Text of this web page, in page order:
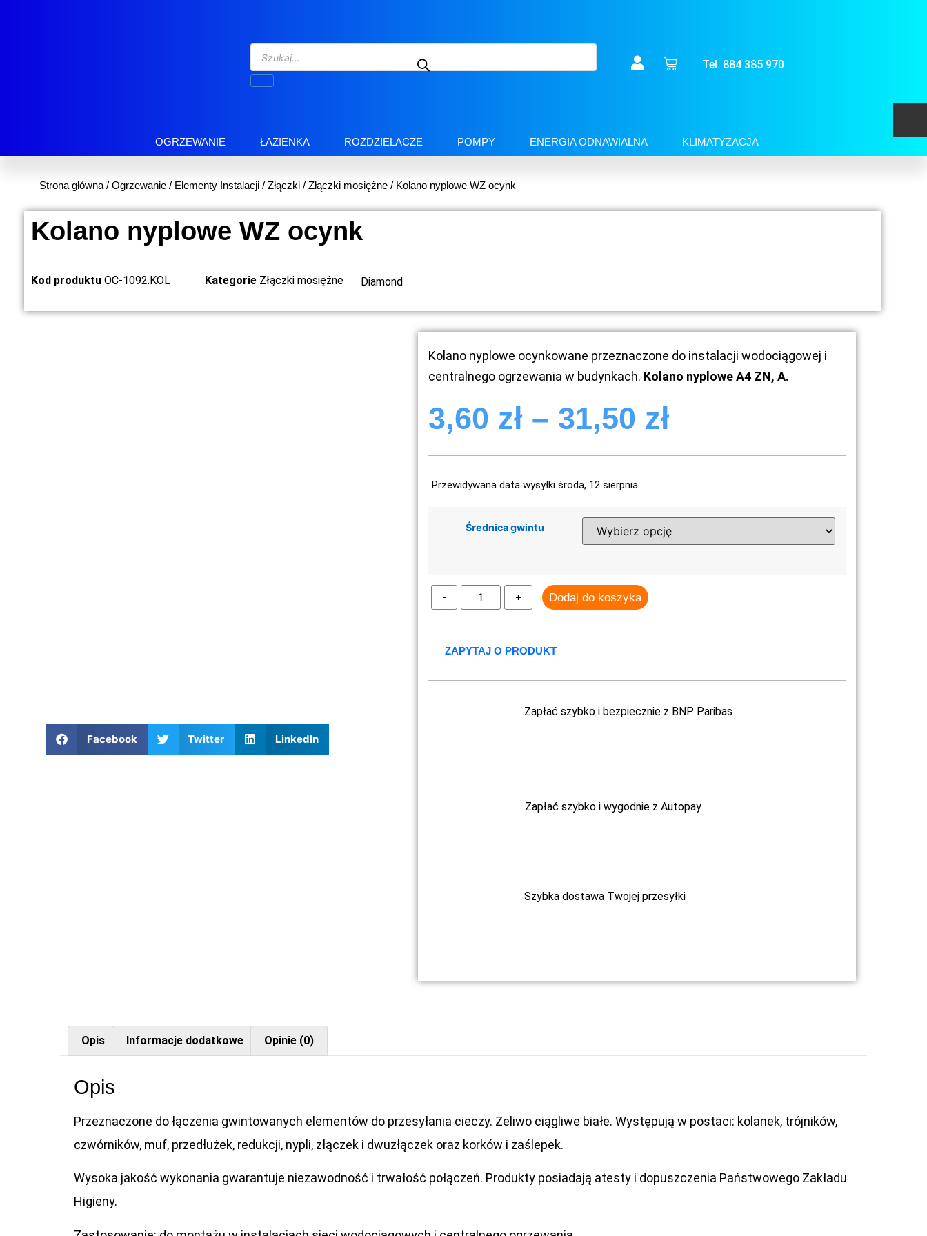
Tel. 884 385 970
OGRZEWANIE ŁAZIENKA ROZDZIELACZE POMPY ENERGIA ODNAWIALNA KLIMATYZACJA
Strona główna / Ogrzewanie / Elementy Instalacji / Złączki / Złączki mosiężne / Kolano nyplowe WZ ocynk
Kolano nyplowe WZ ocynk
Kod produktu OC-1092.KOL Kategorie Złączki mosiężne Diamond
Facebook Twitter LinkedIn
Kolano nyplowe ocynkowane przeznaczone do instalacji wodociągowej i
centralnego ogrzewania w budynkach. Kolano nyplowe A4 ZN, A.
3,60 zł – 31,50 zł
Przewidywana data wysyłki środa, 12 sierpnia
Średnica gwintu
Dodaj do koszyka
ZAPYTAJ O PRODUKT
Zapłać szybko i bezpiecznie z BNP Paribas
Zapłać szybko i wygodnie z Autopay
Szybka dostawa Twojej przesyłki
Opis Informacje dodatkowe Opinie (0)
Opis
Przeznaczone do łączenia gwintowanych elementów do przesyłania cieczy. Żeliwo ciągliwe białe. Występują w postaci: kolanek, trójników,
czwórników, muf, przedłużek, redukcji, nypli, złączek i dwuzłączek oraz korków i zaślepek.
Wysoka jakość wykonania gwarantuje niezawodność i trwałość połączeń. Produkty posiadają atesty i dopuszczenia Państwowego Zakładu
Higieny.